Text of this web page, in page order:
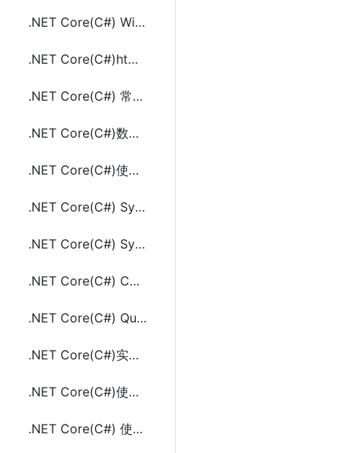
.NET Core(C#) Windows和Linux上重新宽带拨号(PPPoE)实现换IP的方法及示例代码
.NET Core(C#)html和url字符串编解码方法(HtmlDecode、HtmlEncode、UrlDecode、UrlEncode)
.NET Core(C#) 常用字符串加解密工具类(MD5,DES,AES,Base64,SHA256)
.NET Core(C#)数组Array相关的工具类方法及示例代码
.NET Core(C#)使用Titanium.Web.Proxy实现Http(s)代理监控请求的方法及示例代码
.NET Core(C#) System.Threading.Timer使用实现定时任务及示例代码
.NET Core(C#) System.Timers.Timer使用实现定时任务及示例代码
.NET Core(C#) Console控制台项目中使用DI依赖注入(ConfigureServices）
.NET Core(C#) Quartz.NET实现定时任务的方法及示例代码
.NET Core(C#)实现定时任务的三种方法(Timer、Quartz.NET、sleep和Task)
.NET Core(C#)使用DI依赖注入通过构造函数传参的方法及示例代码
.NET Core(C#) 使用NPOI读写Excel(.xls,.xlsx)示例代码(不用安装Office)